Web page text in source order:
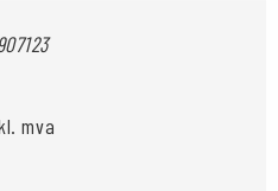
mva